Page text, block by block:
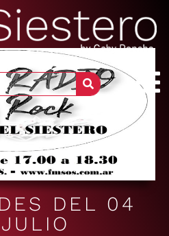
DEL 04